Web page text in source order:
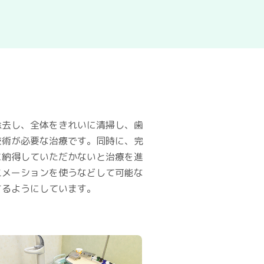
し、全体をきれいに清掃し、歯
が必要な治療です。同時に、完
得していただかないと治療を進
ーションを使うなどして可能な
ようにしています。